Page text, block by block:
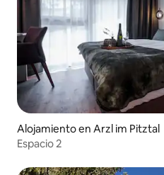
Alojamiento en Arzl im Pitztal
Espacio 2